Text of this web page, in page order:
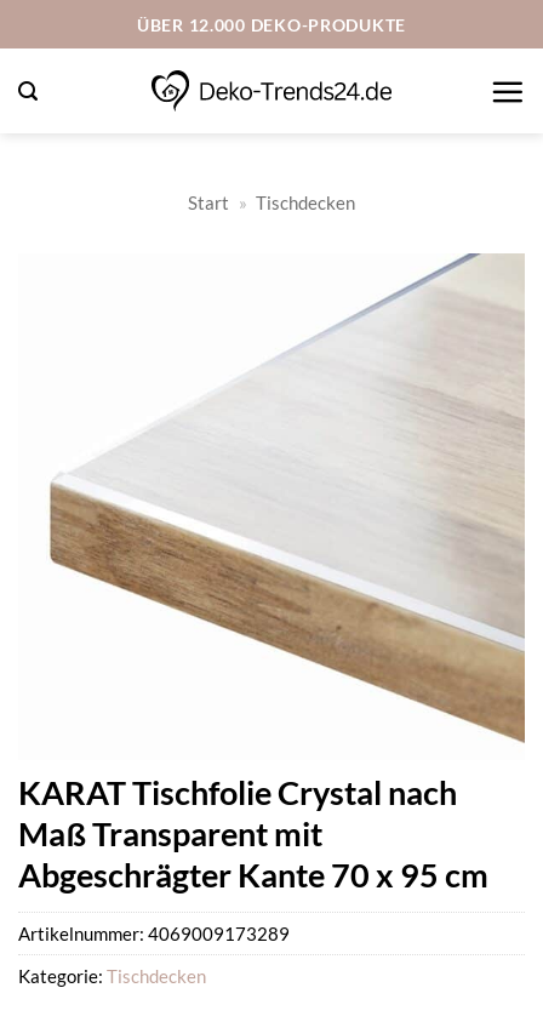
Inhalt
springen
ÜBER 12.000 DEKO-PRODUKTE
Start » Tischdecken
KARAT Tischfolie Crystal nach
Maß Transparent mit
Abgeschrägter Kante 70 x 95 cm
Artikelnummer: 4069009173289
Kategorie: Tischdecken